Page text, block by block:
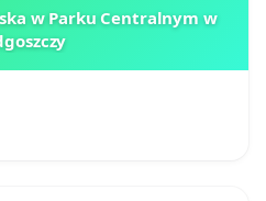
w Parku Centralnym w